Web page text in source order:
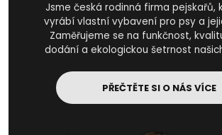
Jsme česká rodinná firma pejskařů,
vyrábí vlastní vybavení pro psy a
Zaměřujeme se na funkčnost,
dodání a ekologickou šetrnost
PŘEČTĚTE SI O NÁS VÍCE